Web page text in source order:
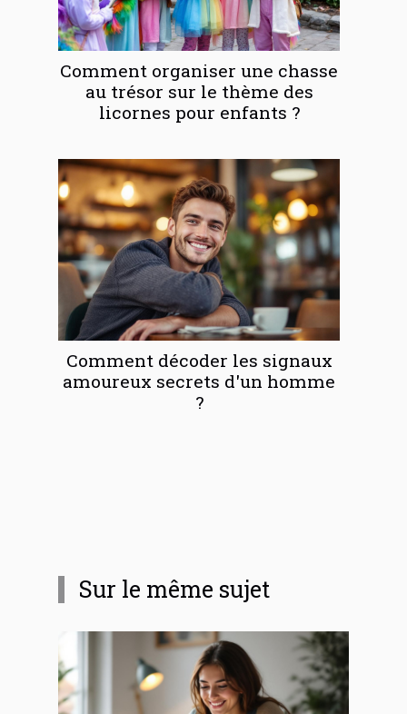
Comment organiser une chasse
au trésor sur le thème des
licornes pour enfants ?
Comment décoder les signaux
amoureux secrets d'un homme
?
Sur le même sujet